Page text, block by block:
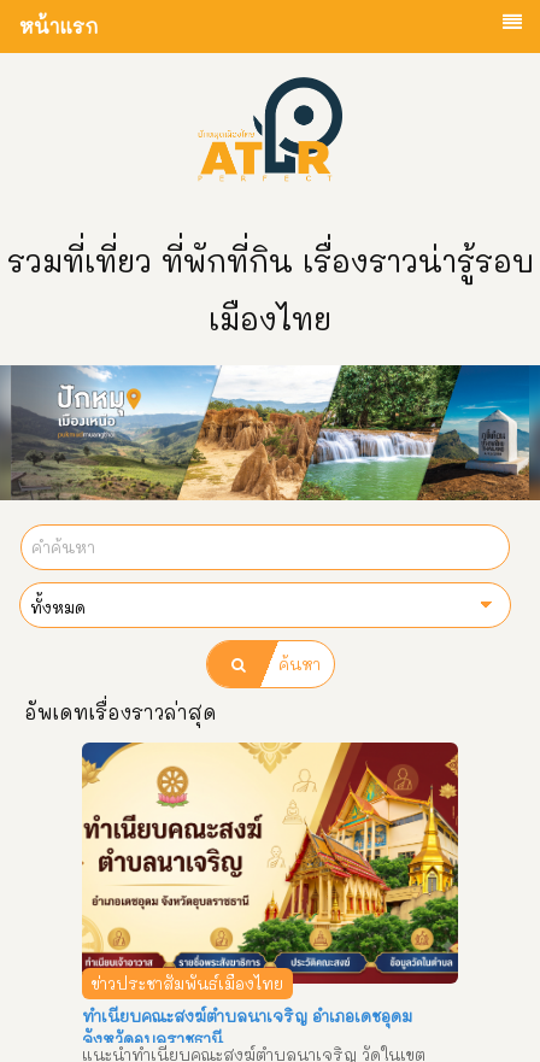
หน้าแรก
รวมที่เที่ยว ที่พักที่กิน เรื่องราวน่ารู้รอบ
เมืองไทย
ค้นหา
อัพเดทเรื่องราวล่าสุด
ข่าวประชาสัมพันธ์เมืองไทย
ทำเนียบคณะสงฆ์ตำบลนาเจริญ อำเภอเดชอุดม
จังหวัดอุบลราชธานี
แนะนำทำเนียบคณะสงฆ์ตำบลนาเจริญ วัดในเขต